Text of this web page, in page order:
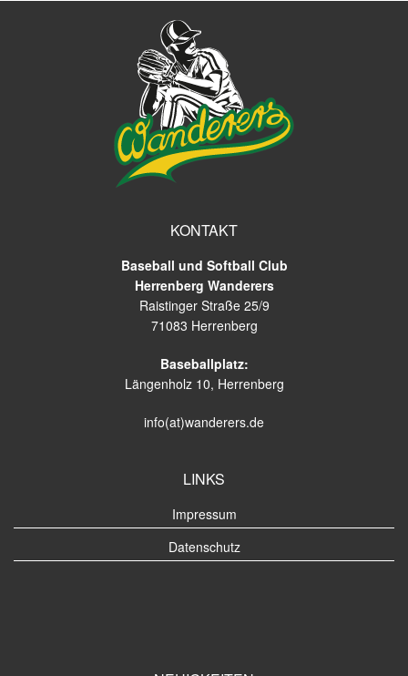
KONTAKT
Baseball und Softball Club
Herrenberg Wanderers
Raistinger Straße 25/9
71083 Herrenberg
Baseballplatz:
Längenholz 10, Herrenberg
info(at)wanderers.de
LINKS
Impressum
Datenschutz